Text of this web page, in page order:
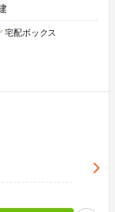
宅配ボックス